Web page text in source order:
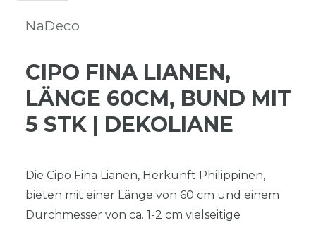
NaDeco
CIPO FINA LIANEN,
LÄNGE 60CM, BUND MIT
5 STK | DEKOLIANE
Die Cipo Fina Lianen, Herkunft Philippinen,
bieten mit einer Länge von 60 cm und einem
Durchmesser von ca. 1-2 cm vielseitige